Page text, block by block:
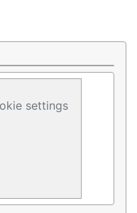
settings